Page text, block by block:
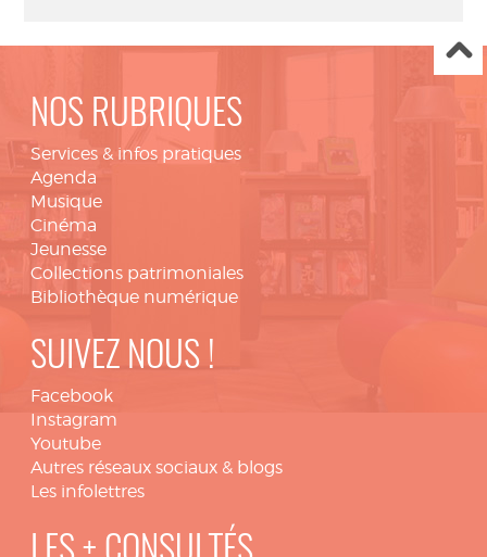
NOS RUBRIQUES
Services & infos pratiques
Agenda
Musique
Cinéma
Jeunesse
Collections patrimoniales
Bibliothèque numérique
SUIVEZ NOUS !
Facebook
Instagram
Youtube
Autres réseaux sociaux & blogs
Les infolettres